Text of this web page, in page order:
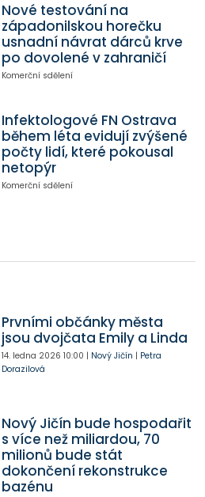
Nové testování na
západonilskou horečku
usnadní návrat dárců krve
po dovolené v zahraničí
Komerční sdělení
Infektologové FN Ostrava
během léta evidují zvýšené
počty lidí, které pokousal
netopýr
Komerční sdělení
Prvními občánky města
jsou dvojčata Emily a Linda
14. ledna 2026 10:00 | Nový Jičín | Petra
Dorazilová
Nový Jičín bude hospodařit
s více než miliardou, 70
milionů bude stát
dokončení rekonstrukce
bazénu